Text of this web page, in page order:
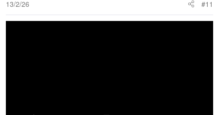
13/2/26 #11